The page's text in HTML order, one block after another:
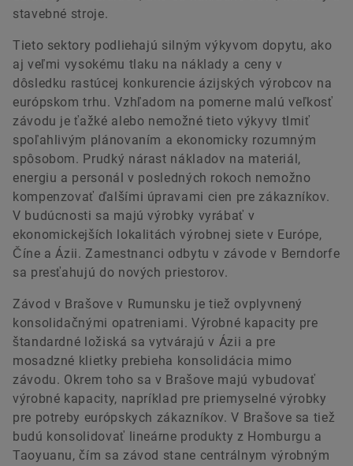
stavebné stroje.
Tieto sektory podliehajú silným výkyvom dopytu, ako
aj veľmi vysokému tlaku na náklady a ceny v
dôsledku rastúcej konkurencie ázijských výrobcov na
európskom trhu. Vzhľadom na pomerne malú veľkosť
závodu je ťažké alebo nemožné tieto výkyvy tlmiť
spoľahlivým plánovaním a ekonomicky rozumným
spôsobom. Prudký nárast nákladov na materiál,
energiu a personál v posledných rokoch nemožno
kompenzovať ďalšími úpravami cien pre zákazníkov.
V budúcnosti sa majú výrobky vyrábať v
ekonomickejších lokalitách výrobnej siete v Európe,
Číne a Ázii. Zamestnanci odbytu v závode v Berndorfe
sa presťahujú do nových priestorov.
Závod v Brašove v Rumunsku je tiež ovplyvnený
konsolidačnými opatreniami. Výrobné kapacity pre
štandardné ložiská sa vytvárajú v Ázii a pre
mosadzné klietky prebieha konsolidácia mimo
závodu. Okrem toho sa v Brašove majú vybudovať
výrobné kapacity, napríklad pre priemyselné výrobky
pre potreby európskych zákazníkov. V Brašove sa tiež
budú konsolidovať lineárne produkty z Homburgu a
Taoyuanu, čím sa závod stane centrálnym výrobným